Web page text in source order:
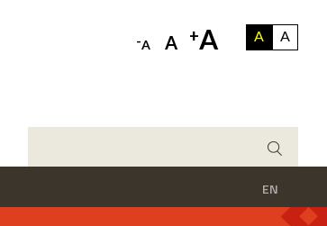
A
A
-A A +A
EN